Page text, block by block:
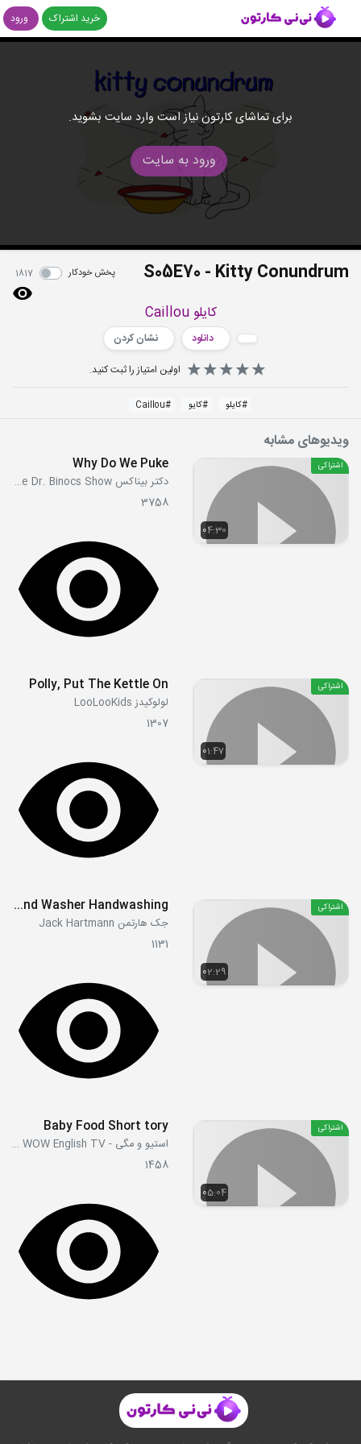
خرید اشتراک ورود
برای تماشای کارتون نیاز است وارد سایت بشوید.
ورود به سایت
S05E70 - Kitty Conundrum پخش خودکار 1817
کایلو Caillou
دانلود
نشان کردن
اولین امتیاز را ثبت کنید.
#کایلو #کایو #
Caillou
ویدیوهای مشابه
04:30
اشتراکی Why Do We Puke
دکتر بیناکس The Dr. Binocs Show
3758
01:47
اشتراکی Polly, Put The Kettle On
لولوکیدز LooLooKids
1307
02:29
اشتراکی How to Wash Your Hands Song I'm a Hand Washer Handwashing
جک هارتمن Jack Hartmann
1131
05:04
اشتراکی Baby Food Short tory
استیو و مگی - Steve and Maggie WOW English TV
1458